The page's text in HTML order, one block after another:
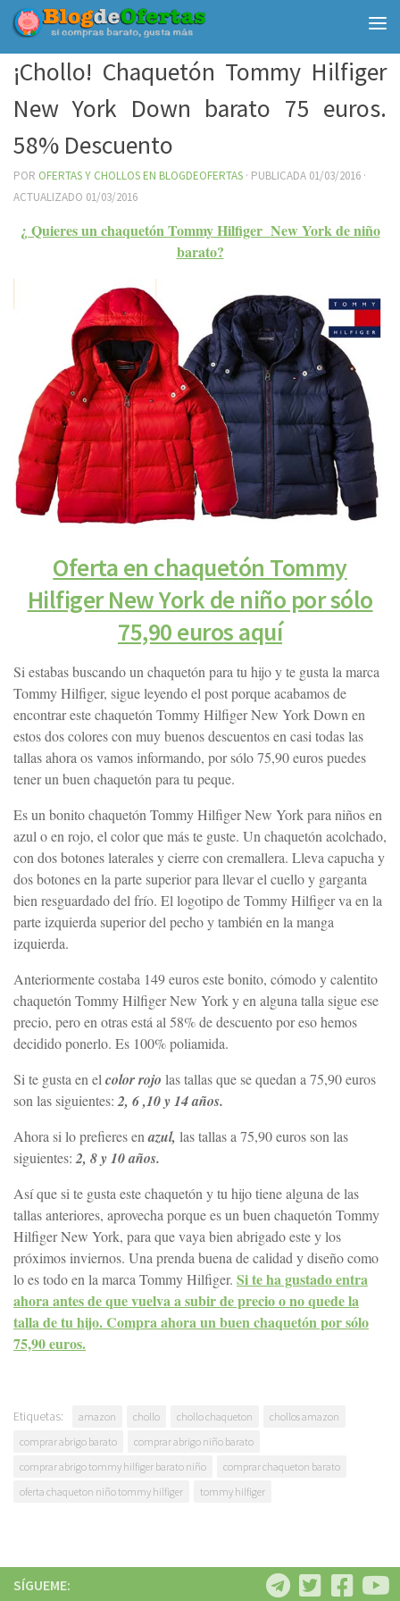
Debajo del contenido
¡Chollo! Chaquetón Tommy Hilfiger
New York Down barato 75 euros.
58% Descuento
POR OFERTAS Y CHOLLOS EN BLOGDEOFERTAS · PUBLICADA 01/03/2016 ·
ACTUALIZADO 01/03/2016
¿ Quieres un chaquetón Tommy Hilfiger New York de niño
barato?
Oferta en chaquetón Tommy
Hilfiger New York de niño por sólo
75,90 euros aquí
Si estabas buscando un chaquetón para tu hijo y te gusta la marca
Tommy Hilfiger, sigue leyendo el post porque acabamos de
encontrar este chaquetón Tommy Hilfiger New York Down en
estos dos colores con muy buenos descuentos en casi todas las
tallas ahora os vamos informando, por sólo 75,90 euros puedes
tener un buen chaquetón para tu peque.
Es un bonito chaquetón Tommy Hilfiger New York para niños en
azul o en rojo, el color que más te guste. Un chaquetón acolchado,
con dos botones laterales y cierre con cremallera. Lleva capucha y
dos botones en la parte superior para llevar el cuello y garganta
bien resguardado del frío. El logotipo de Tommy Hilfiger va en la
parte izquierda superior del pecho y también en la manga
izquierda.
Anteriormente costaba 149 euros este bonito, cómodo y calentito
chaquetón Tommy Hilfiger New York y en alguna talla sigue ese
precio, pero en otras está al 58% de descuento por eso hemos
decidido ponerlo. Es 100% poliamida.
Si te gusta en el color rojo las tallas que se quedan a 75,90 euros
son las siguientes: 2, 6 ,10 y 14 años.
Ahora si lo prefieres enazul, las tallas a 75,90 euros son las
siguientes:2, 8 y 10 años.
Así que si te gusta este chaquetón y tu hijo tiene alguna de las
tallas anteriores, aprovecha porque es un buen chaquetón Tommy
Hilfiger New York, para que vaya bien abrigado este y los
próximos inviernos. Una prenda buena de calidad y diseño como
lo es todo en la marca Tommy Hilfiger. Si te ha gustado entra
ahora antes de que vuelva a subir de precio o no quede la
talla de tu hijo. Compra ahora un buen chaquetón por sólo
75,90 euros.
Etiquetas: amazon chollo chollo chaqueton
chollos amazon
comprar abrigo barato
comprar abrigo niño barato
comprar abrigo tommy hilfiger barato niño
comprar chaqueton barato
oferta chaqueton niño tommy hilfiger
tommy hilfiger
SÍGUEME: